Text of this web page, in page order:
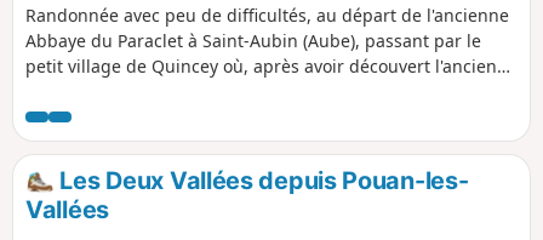
Randonnée avec peu de difficultés, au départ de l'ancienne
Abbaye du Paraclet à Saint-Aubin (Aube), passant par le
petit village de Quincey où, après avoir découvert l'ancien
jusqu'à l'église en laissant sur votre gauche le lavoir
réhabilité. Vous revenez sur vos pas jusque la Rue du Mazot
pour monter à droite sur les hauteurs et vous aurez une
vue sur la centrale électrique, sur le village et l'abbaye.
Les Deux Vallées depuis Pouan-les-
Vallées